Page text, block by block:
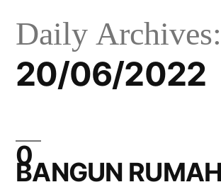
Daily Archives:
20/06/2022
BANGUN